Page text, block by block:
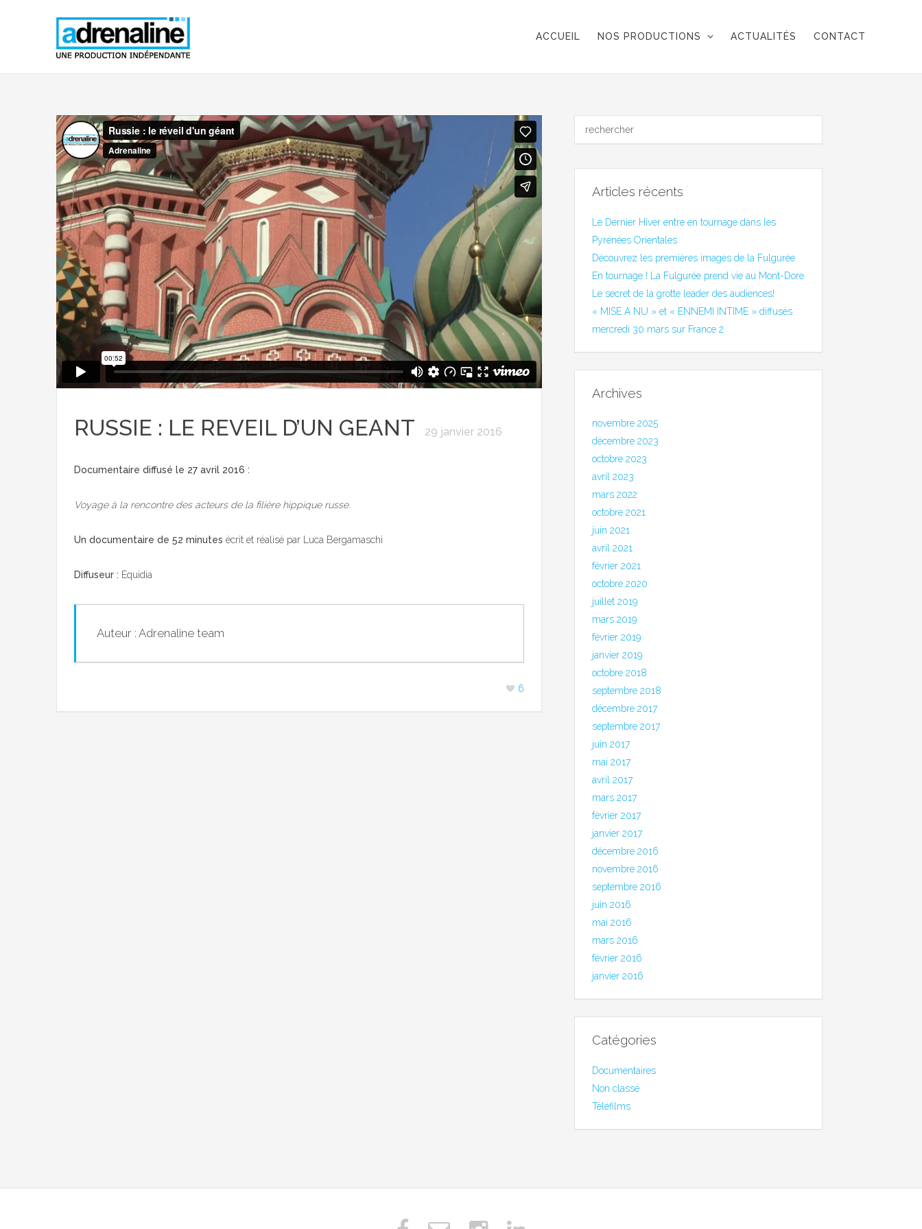
ACCUEIL NOS PRODUCTIONS ACTUALITÉS CONTACT
RUSSIE : LE REVEIL D’UN GEANT 29 janvier 2016
Documentaire diffusé le 27 avril 2016 :
Voyage à la rencontre des acteurs de la filière hippique russe.
Un documentaire de 52 minutes écrit et réalisé par Luca Bergamaschi
Diffuseur : Equidia
Auteur : Adrenaline team
6
Articles récents
Le Dernier Hiver entre en tournage dans les
Pyrénées Orientales
Découvrez les premières images de la Fulgurée
En tournage ! La Fulgurée prend vie au Mont-Dore
Le secret de la grotte leader des audiences!
« MISE A NU » et « ENNEMI INTIME » diffusés
mercredi 30 mars sur France 2
Archives
novembre 2025
décembre 2023
octobre 2023
avril 2023
mars 2022
octobre 2021
juin 2021
avril 2021
février 2021
octobre 2020
juillet 2019
mars 2019
février 2019
janvier 2019
octobre 2018
septembre 2018
décembre 2017
septembre 2017
juin 2017
mai 2017
avril 2017
mars 2017
février 2017
janvier 2017
décembre 2016
novembre 2016
septembre 2016
juin 2016
mai 2016
mars 2016
février 2016
janvier 2016
Catégories
Documentaires
Non classé
Téléfilms